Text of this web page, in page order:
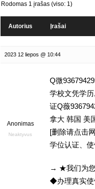
Rodomas 1 įrašas (viso: 1)
Autorius Įrašai
2023 12 liepos @ 10:44
Anonimas
Neaktyvus
Q微
学校文凭学
证Q薇
拿大 韩国 美
[删除请点击
学位认证、
→ ★我们为您
◆办理真实使